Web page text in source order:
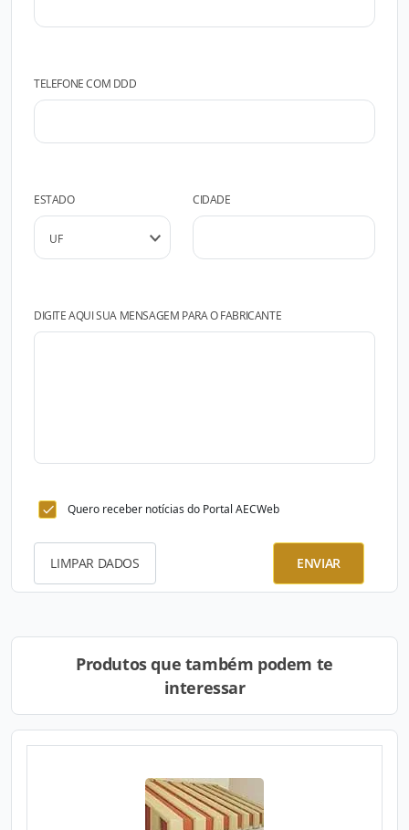
TELEFONE COM DDD
ESTADO CIDADE
DIGITE AQUI SUA MENSAGEM PARA O FABRICANTE
Quero receber notícias do Portal AECWeb
LIMPAR DADOS ENVIAR
Produtos que também podem te
interessar